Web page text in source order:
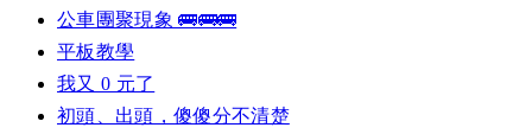
公車團聚現象 🚌🚌🚌
平板教學
我又 0 元了
初頭、出頭，傻傻分不清楚